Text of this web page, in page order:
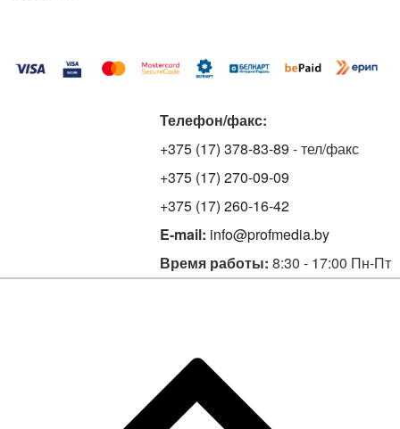
Телефон/факс:
+375 (17) 378-83-89 - тел/факс
+375 (17) 270-09-09
+375 (17) 260-16-42
E-mail: info@profmedia.by
Время работы: 8:30 - 17:00 Пн-Пт